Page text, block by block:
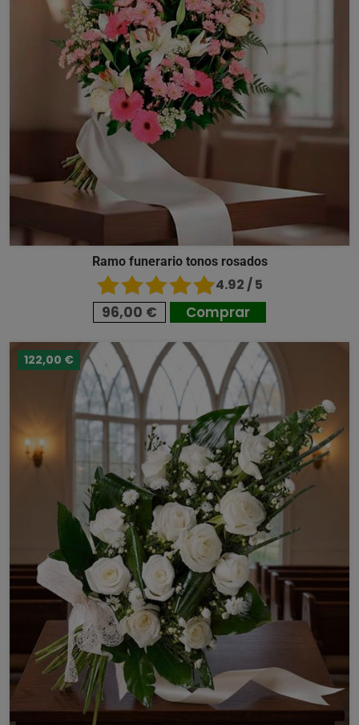
Ramo funerario tonos rosados
4.92 / 5
96,00 € Comprar
122,00 €